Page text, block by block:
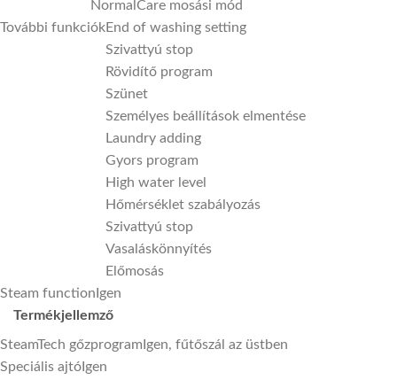
NormalCare mosási mód
További funkciókEnd of washing setting
Szivattyú stop
Rövidítő program
Szünet
Személyes beállítások elmentése
Laundry adding
Gyors program
High water level
Hőmérséklet szabályozás
Szivattyú stop
Vasaláskönnyítés
Előmosás
Steam function Igen
Termékjellemző
SteamTech gőzprogram Igen, fűtőszál az üstben
Speciális ajtó Igen